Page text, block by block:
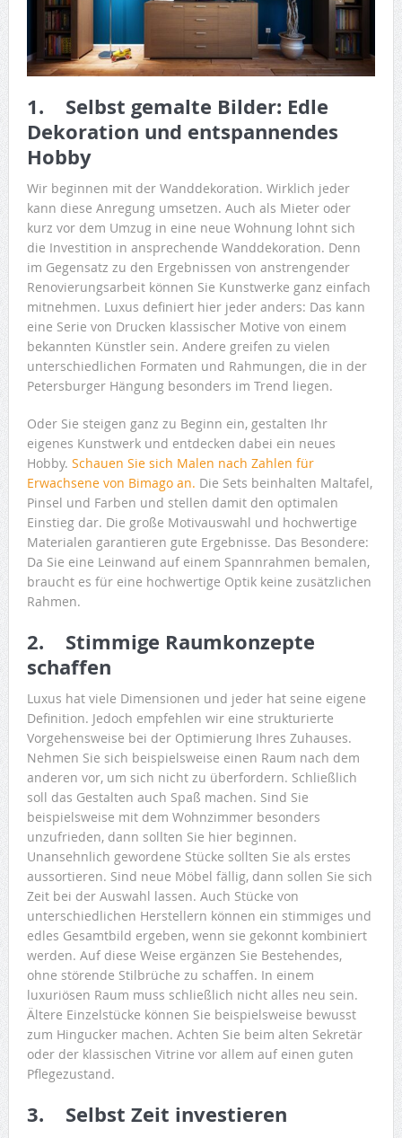
1. Selbst gemalte Bilder: Edle
Dekoration und entspannendes
Hobby
Wir beginnen mit der Wanddekoration. Wirklich jeder
kann diese Anregung umsetzen. Auch als Mieter oder
kurz vor dem Umzug in eine neue Wohnung lohnt sich
die Investition in ansprechende Wanddekoration. Denn
im Gegensatz zu den Ergebnissen von anstrengender
Renovierungsarbeit können Sie Kunstwerke ganz einfach
mitnehmen. Luxus definiert hier jeder anders: Das kann
eine Serie von Drucken klassischer Motive von einem
bekannten Künstler sein. Andere greifen zu vielen
unterschiedlichen Formaten und Rahmungen, die in der
Petersburger Hängung besonders im Trend liegen.
Oder Sie steigen ganz zu Beginn ein, gestalten Ihr
eigenes Kunstwerk und entdecken dabei ein neues
Hobby. Schauen Sie sich Malen nach Zahlen für
Erwachsene von Bimago an. Die Sets beinhalten Maltafel,
Pinsel und Farben und stellen damit den optimalen
Einstieg dar. Die große Motivauswahl und hochwertige
Materialen garantieren gute Ergebnisse. Das Besondere:
Da Sie eine Leinwand auf einem Spannrahmen bemalen,
braucht es für eine hochwertige Optik keine zusätzlichen
Rahmen.
2. Stimmige Raumkonzepte
schaffen
Luxus hat viele Dimensionen und jeder hat seine eigene
Definition. Jedoch empfehlen wir eine strukturierte
Vorgehensweise bei der Optimierung Ihres Zuhauses.
Nehmen Sie sich beispielsweise einen Raum nach dem
anderen vor, um sich nicht zu überfordern. Schließlich
soll das Gestalten auch Spaß machen. Sind Sie
beispielsweise mit dem Wohnzimmer besonders
unzufrieden, dann sollten Sie hier beginnen.
Unansehnlich gewordene Stücke sollten Sie als erstes
aussortieren. Sind neue Möbel fällig, dann sollen Sie sich
Zeit bei der Auswahl lassen. Auch Stücke von
unterschiedlichen Herstellern können ein stimmiges und
edles Gesamtbild ergeben, wenn sie gekonnt kombiniert
werden. Auf diese Weise ergänzen Sie Bestehendes,
ohne störende Stilbrüche zu schaffen. In einem
luxuriösen Raum muss schließlich nicht alles neu sein.
Ältere Einzelstücke können Sie beispielsweise bewusst
zum Hingucker machen. Achten Sie beim alten Sekretär
oder der klassischen Vitrine vor allem auf einen guten
Pflegezustand.
3. Selbst Zeit investieren